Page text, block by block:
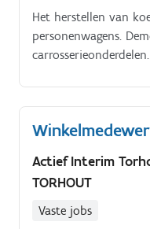
Het herstellen van
personenwagens.
carrosserieonderdelen.
Actief Interim
TORHOUT
Vaste jobs